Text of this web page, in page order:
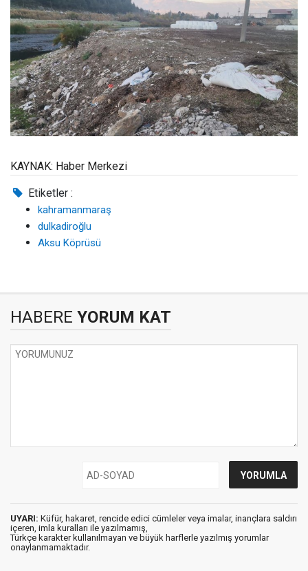
KAYNAK: Haber Merkezi
Etiketler :
kahramanmaraş
dulkadiroğlu
Aksu Köprüsü
HABERE YORUM KAT
UYARI: Küfür, hakaret, rencide edici cümleler veya imalar, inançlara saldırı
içeren, imla kuralları ile yazılmamış,
Türkçe karakter kullanılmayan ve büyük harflerle yazılmış yorumlar
onaylanmamaktadır.